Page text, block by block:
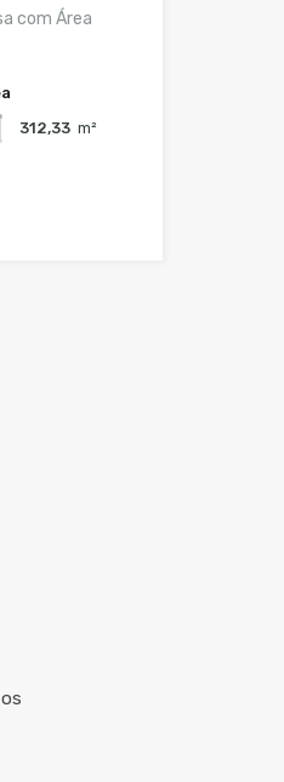
com Área
312,33 m²